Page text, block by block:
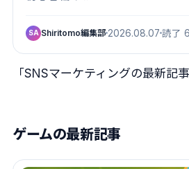
SA Shiritomo編集部 2026.08.07 読了
「SNSマーケティングの最新記
ゲームの最新記事